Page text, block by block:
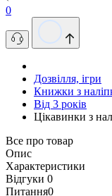
0
Дозвілля, ігри
Книжки з
Від 3 років
Цікавинки з
Все про товар
Опис
Характеристики
Відгуки 0
Питання0